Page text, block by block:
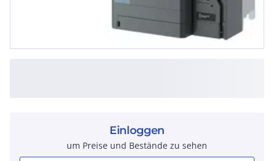
Einloggen
um Preise und Bestände zu sehen